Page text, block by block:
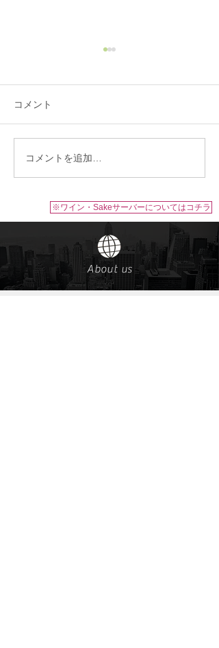
ワイン・Sakeサーバー/二
子玉川 蔦屋家電 SHARE
コメント
コメントを追加…
※ワイン・Sakeサーバーについてはコチラ
About us